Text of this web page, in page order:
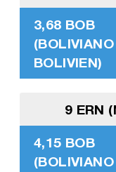
3,68 BOB
(BOLIVIANO
BOLIVIEN)
9 ERN
4,15 BOB
(BOLIVIANO